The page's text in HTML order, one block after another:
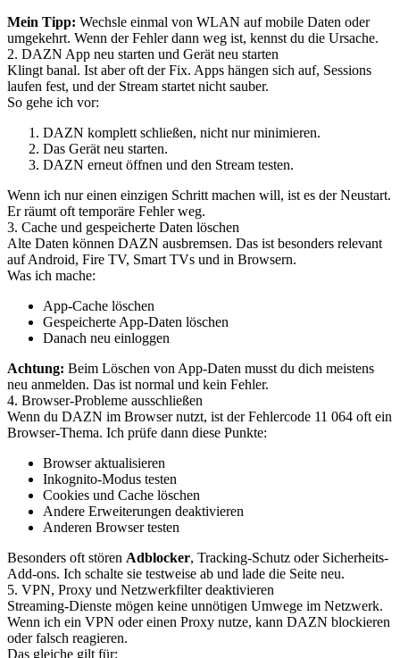
Mein Tipp: Wechsle einmal von WLAN auf mobile Daten oder
umgekehrt. Wenn der Fehler dann weg ist, kennst du die Ursache.
2. DAZN App neu starten und Gerät neu starten
Klingt banal. Ist aber oft der Fix. Apps hängen sich auf, Sessions
laufen fest, und der Stream startet nicht sauber.
So gehe ich vor:
DAZN komplett schließen, nicht nur minimieren.
Das Gerät neu starten.
DAZN erneut öffnen und den Stream testen.
Wenn ich nur einen einzigen Schritt machen will, ist es der Neustart.
Er räumt oft temporäre Fehler weg.
3. Cache und gespeicherte Daten löschen
Alte Daten können DAZN ausbremsen. Das ist besonders relevant
auf Android, Fire TV, Smart TVs und in Browsern.
Was ich mache:
App-Cache löschen
Gespeicherte App-Daten löschen
Danach neu einloggen
Achtung: Beim Löschen von App-Daten musst du dich meistens
neu anmelden. Das ist normal und kein Fehler.
4. Browser-Probleme ausschließen
Wenn du DAZN im Browser nutzt, ist der Fehlercode 11 064 oft ein
Browser-Thema. Ich prüfe dann diese Punkte:
Browser aktualisieren
Inkognito-Modus testen
Cookies und Cache löschen
Andere Erweiterungen deaktivieren
Anderen Browser testen
Besonders oft stören Adblocker, Tracking-Schutz oder Sicherheits-
Add-ons. Ich schalte sie testweise ab und lade die Seite neu.
5. VPN, Proxy und Netzwerkfilter deaktivieren
Streaming-Dienste mögen keine unnötigen Umwege im Netzwerk.
Wenn ich ein VPN oder einen Proxy nutze, kann DAZN blockieren
oder falsch reagieren.
Das gleiche gilt für: